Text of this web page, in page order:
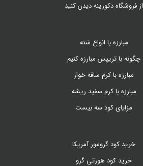
از فروشگاه دکورینه دیدن کنید
مبارزه با انواع شته
چگونه با تریپس مبارزه کنیم
مبارزه با کرم ساقه خوار
مبارزه با کرم سفید ریشه
مزایای کود سه بیست
خرید کود گرومور آمریکا
خرید کود هورتی گرو